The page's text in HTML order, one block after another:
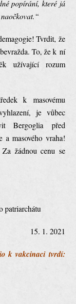
popírání, které já
Tvrdit, že
To, že k ní
užívající rozum
k masovému
je vůbec
Bergoglia před
a masového vraha!
žádnou cenu se
patriarchátu
15. 1. 2021
k vakcinaci tvrdí: